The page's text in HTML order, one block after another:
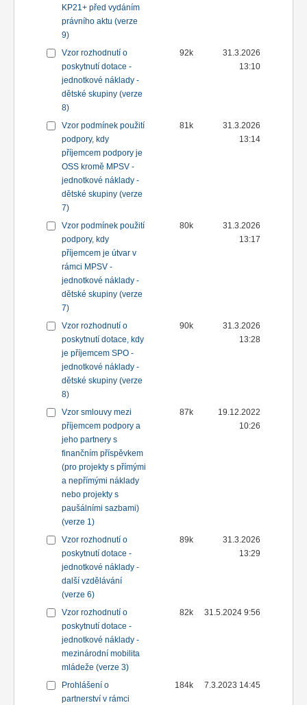
KP21+ před vydáním
právního aktu (verze
9)
Vzor rozhodnutí o
poskytnutí dotace -
jednotkové náklady -
dětské skupiny (verze
8)
92k
31.3.2026
13:10
Vzor podmínek použití
podpory, kdy
příjemcem podpory je
OSS kromě MPSV -
jednotkové náklady -
dětské skupiny (verze
7)
81k
31.3.2026
13:14
Vzor podmínek použití
podpory, kdy
příjemcem je útvar v
rámci MPSV -
jednotkové náklady -
dětské skupiny (verze
7)
80k
31.3.2026
13:17
Vzor rozhodnutí o
poskytnutí dotace, kdy
je příjemcem SPO -
jednotkové náklady -
dětské skupiny (verze
8)
90k
31.3.2026
13:28
Vzor smlouvy mezi
příjemcem podpory a
jeho partnery s
finančním příspěvkem
(pro projekty s přímými
a nepřímými náklady
nebo projekty s
paušálními sazbami)
(verze 1)
87k
19.12.2022
10:26
Vzor rozhodnutí o
poskytnutí dotace -
jednotkové náklady -
další vzdělávání
(verze 6)
89k
31.3.2026
13:29
Vzor rozhodnutí o
poskytnutí dotace -
jednotkové náklady -
mezinárodní mobilita
mládeže (verze 3)
82k 31.5.2024 9:56
Prohlášení o
partnerství v rámci
184k 7.3.2023 14:45